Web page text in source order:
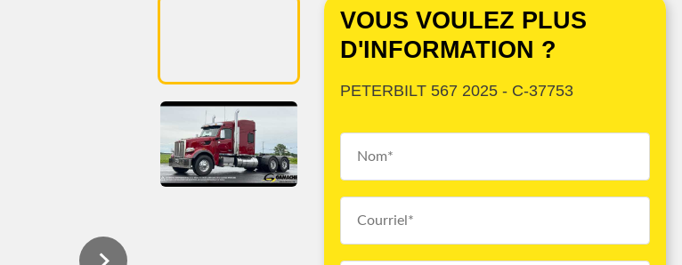
SYSTÈME POST-TRAITEMENT (DEF/DPF)VOUS VOULEZ PLUS
D'INFORMATION ?
PETERBILT 567 2025 - C-37753